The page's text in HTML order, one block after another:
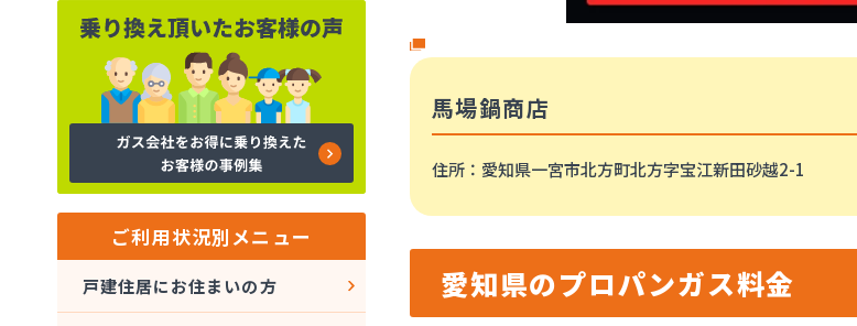
馬場鍋商店
住所 ：愛知県一宮市北方町北方字宝江新田砂越2-1
愛知県のプロパンガス料金
ご利用状況別メニュー
戸建住居にお住まいの方